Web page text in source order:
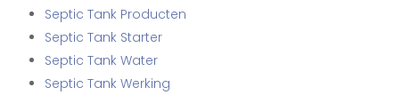
Septic Tank Producten
Septic Tank Starter
Septic Tank Water
Septic Tank Werking